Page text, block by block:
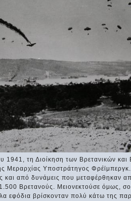
1941, τη Διοίκηση των Βρετανικών
Μεραρχίας Υποστράτηγος
και από δυνάμεις που μεταφέρθηκαν
Βρετανούς. Μειονεκτούσε όμως,
εφόδια βρίσκονταν πολύ κάτω της